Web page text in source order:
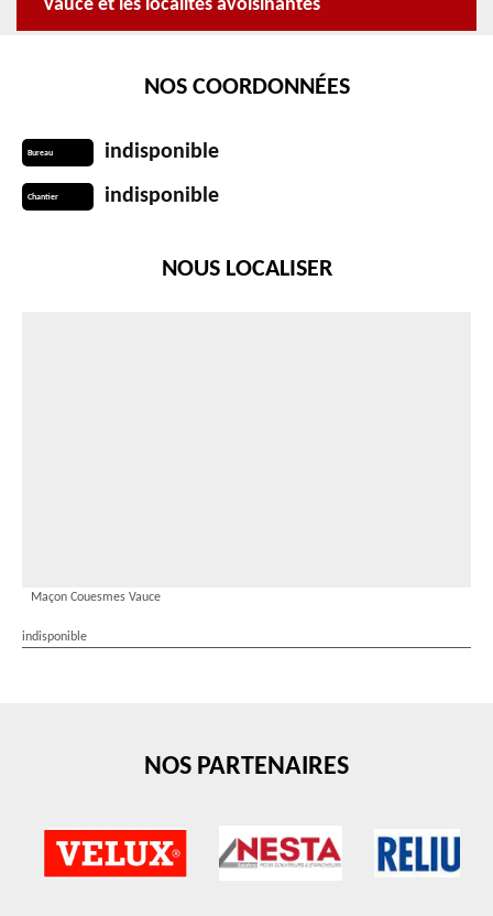
Vauce et les localités avoisinantes
NOS COORDONNÉES
Bureau indisponible
Chantier indisponible
NOUS LOCALISER
Maçon Couesmes Vauce
indisponible
NOS PARTENAIRES